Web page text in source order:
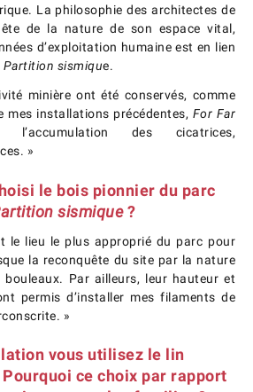
La philosophie des architectes de
de la nature de son espace vital,
d’exploitation humaine est en lien
Partition sismique.
minière ont été conservés, comme
mes installations précédentes, For Far
des cicatrices,
»
le bois pionnier du parc
sismique?
le lieu le plus approprié du parc pour
la reconquête du site par la nature
bouleaux. Par ailleurs, leur hauteur et
permis d’installer mes filaments de
»
vous utilisez le lin
ce choix par rapport